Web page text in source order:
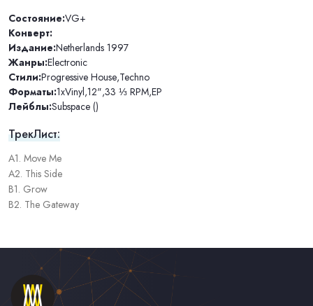
Состояние:VG+
Конверт:
Издание:Netherlands 1997
Жанры:Electronic
Стили:Progressive House,Techno
Форматы:1xVinyl,12",33 ⅓ RPM,EP
Лейблы:Subspace ()
ТрекЛист:
A1. Move Me
A2. This Side
B1. Grow
B2. The Gateway